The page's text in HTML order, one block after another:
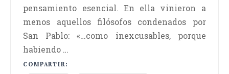
pensamiento esencial. En ella vinieron a
menos aquellos filósofos condenados por
San Pablo: «…como inexcusables, porque
habiendo …
COMPARTIR: